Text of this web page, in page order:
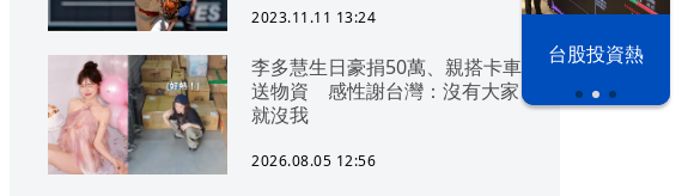
漢光42演習 台股投資熱
2023.11.11 13:24
李多慧生日豪捐50萬、親搭卡車
送物資 感性謝台灣：沒有大家
就沒我
2026.08.05 12:56